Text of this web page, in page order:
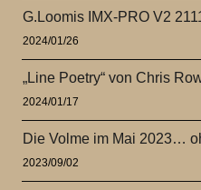
G.Loomis IMX-PRO V2
2024/01/26
„Line Poetry“ von Chris
2024/01/17
Die Volme im Mai 2023…
2023/09/02